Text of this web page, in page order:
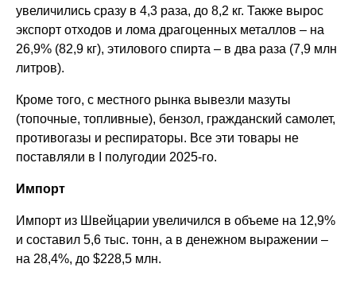
увеличились сразу в 4,3 раза, до 8,2 кг. Также вырос
экспорт отходов и лома драгоценных металлов – на
26,9% (82,9 кг), этилового спирта – в два раза (7,9 млн
литров).
Кроме того, с местного рынка вывезли мазуты
(топочные, топливные), бензол, гражданский самолет,
противогазы и респираторы. Все эти товары не
поставляли в I полугодии 2025-го.
Импорт
Импорт из Швейцарии увеличился в объеме на 12,9%
и составил 5,6 тыс. тонн, а в денежном выражении –
на 28,4%, до $228,5 млн.